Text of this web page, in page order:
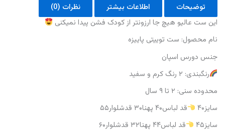
توضیحات
اطلاعات بیشتر
نظرات (0)
این ست عالیو هیچ جا ارزونتر از کودک فشن پیدا نمیکنی
نام محصول: ست توییتی پاییزه
جنس دورس اسپان
رنگبندی: ۲ رنگ کرم و سفید
محدوده سنی: ۲ تا ۹ سال
سایز۴۰
قد لباس۴۰ پهنا۳۰ قدشلوار۵۵
سایز۴۵
قد لباس۴۴ پهنا۳۲ قدشلوار۶۰